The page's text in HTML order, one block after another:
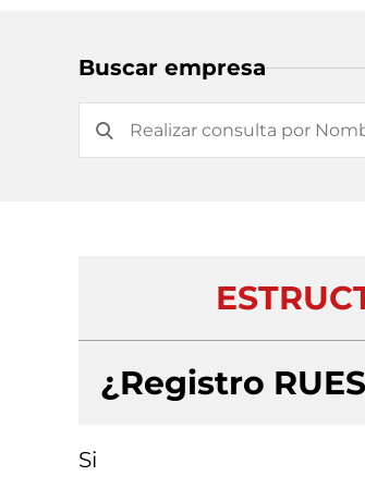
Buscar empresa
¿Registro
Si